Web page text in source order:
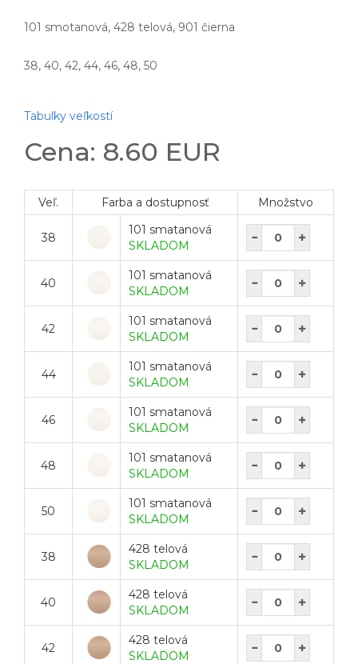
101 smotanová, 428 telová, 901 čierna
38, 40, 42, 44, 46, 48, 50
Tabulky veľkostí
Cena: 8.60 EUR
Veľ. Farba a dostupnosť Množstvo
38
101 smatanová
SKLADOM
40
101 smatanová
SKLADOM
42
101 smatanová
SKLADOM
44
101 smatanová
SKLADOM
46
101 smatanová
SKLADOM
48
101 smatanová
SKLADOM
50
101 smatanová
SKLADOM
38
428 telová
SKLADOM
40
428 telová
SKLADOM
42
428 telová
SKLADOM